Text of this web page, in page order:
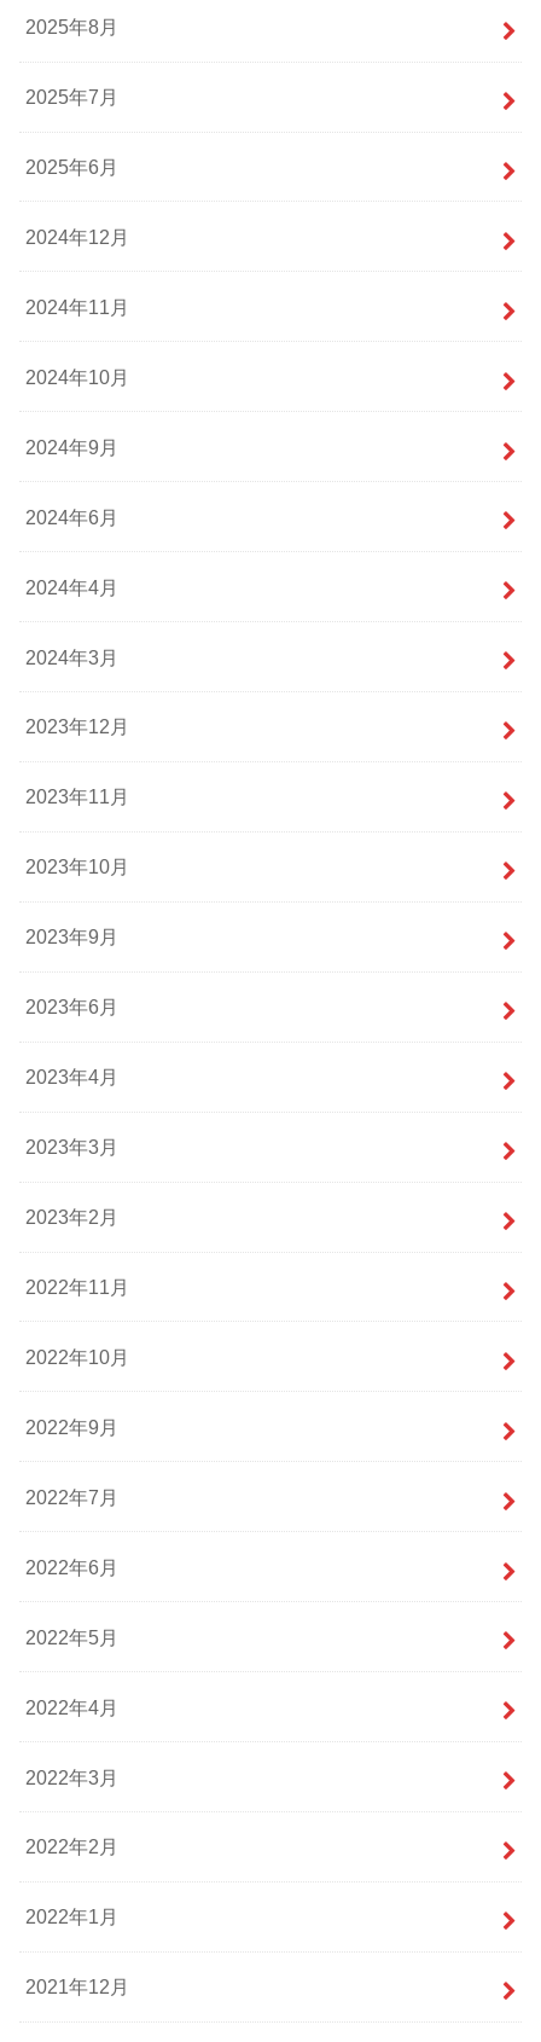
2025年8月
2025年7月
2025年6月
2024年12月
2024年11月
2024年10月
2024年9月
2024年6月
2024年4月
2024年3月
2023年12月
2023年11月
2023年10月
2023年9月
2023年6月
2023年4月
2023年3月
2023年2月
2022年11月
2022年10月
2022年9月
2022年7月
2022年6月
2022年5月
2022年4月
2022年3月
2022年2月
2022年1月
2021年12月